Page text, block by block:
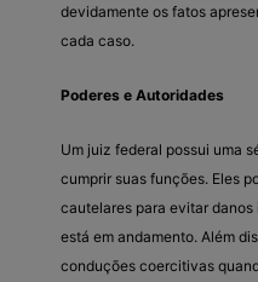
devidamente os fatos
cada caso.
Poderes e Autoridades
Um juiz federal possui uma
cumprir suas funções. Eles
cautelares para evitar
está em andamento. Além
conduções coercitivas